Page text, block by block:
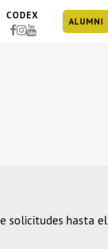
CODEX
ALUMNI
solicitudes hasta el